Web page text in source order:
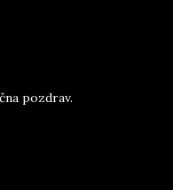
pozdrav.